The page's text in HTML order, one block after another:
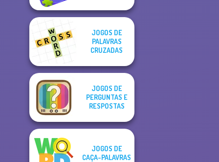
JOGOS DE
PALAVRAS
CRUZADAS
JOGOS DE
PERGUNTAS E
RESPOSTAS
JOGOS DE
CAÇA-PALAVRAS